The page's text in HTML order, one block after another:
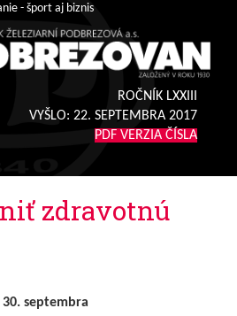
- šport aj biznis
ROČNÍK LXXIII
VYŠLO: 22. SEPTEMBRA 2017
PDF VERZIA ČÍSLA
zdravotnú
septembra